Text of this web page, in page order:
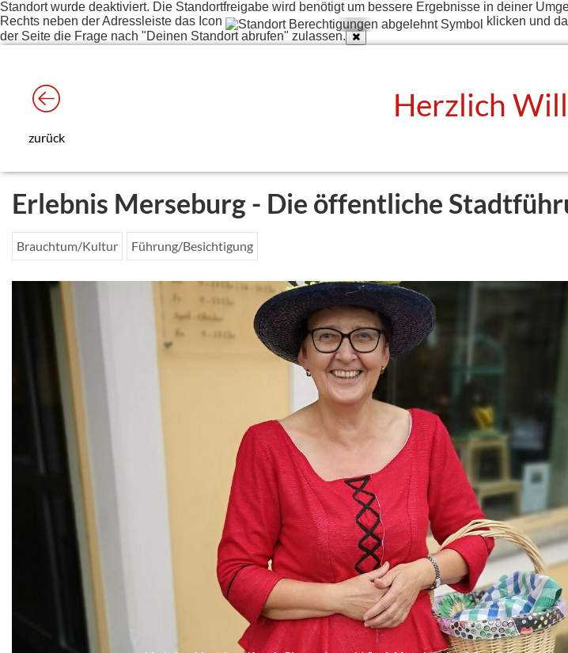
Standort wurde deaktiviert. Die Standortfreigabe wird benötigt um bessere Ergebnisse in deiner
Rechts neben der Adressleiste das Icon
klicken und
der Seite die Frage nach "Deinen Standort abrufen" zulassen.
zurück
Herzlich
Erlebnis Merseburg - Die öffentliche
Brauchtum/Kultur Führung/Besichtigung